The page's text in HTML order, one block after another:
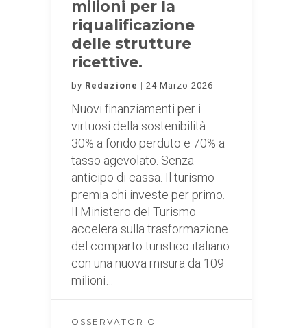
milioni per la
riqualificazione
delle strutture
ricettive.
by Redazione 24 Marzo 2026
Nuovi finanziamenti per i
virtuosi della sostenibilità:
30% a fondo perduto e 70% a
tasso agevolato. Senza
anticipo di cassa. Il turismo
premia chi investe per primo.
Il Ministero del Turismo
accelera sulla trasformazione
del comparto turistico italiano
con una nuova misura da 109
milioni…
OSSERVATORIO